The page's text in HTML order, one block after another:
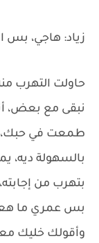
زياد: هاجي، بس
حاولت التهرب
نبقى مع بعض،
طمعت في حبك،
بالسهولة
بتهرب من
بس عمري ما
وأقولك خليك